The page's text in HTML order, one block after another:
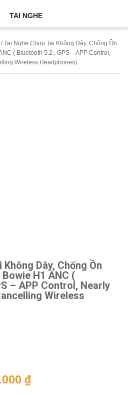
TAI NGHE
/ Tai Nghe Chụp Tai Không Dây, Chống Ồn
( Bluetooth 5.2 , GPS – APP Control,
Wireless Headphones)
Dây, Chống Ồn
H1 ANC (
– APP Control, Nearly
Wireless
₫